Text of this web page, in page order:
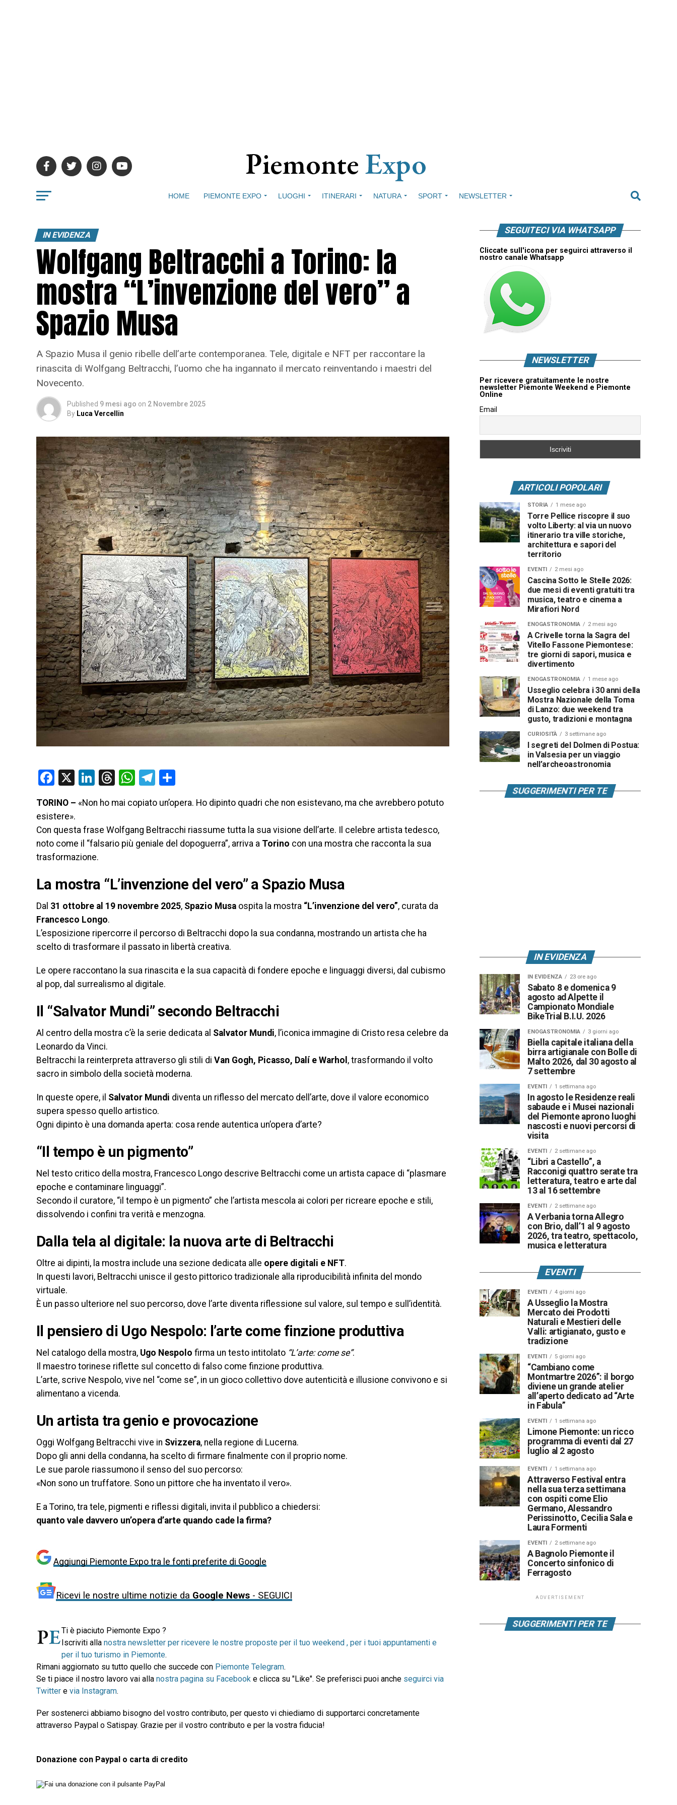
HOME PIEMONTE EXPO LUOGHI ITINERARI NATURA SPORT NEWSLETTER
IN EVIDENZA
Wolfgang Beltracchi a Torino: la
mostra “L’invenzione del vero” a
Spazio Musa
A Spazio Musa il genio ribelle dell’arte contemporanea. Tele, digitale e NFT per raccontare la
rinascita di Wolfgang Beltracchi, l’uomo che ha ingannato il mercato reinventando i maestri del
Novecento.
Published 9 mesi ago on 2 Novembre 2025
By Luca Vercellin
Facebook
X LinkedIn
Threads
WhatsApp
Telegram
TORINO – «Non ho mai copiato un’opera. Ho dipinto quadri che non esistevano, ma che avrebbero potuto
esistere».
Con questa frase Wolfgang Beltracchi riassume tutta la sua visione dell’arte. Il celebre artista tedesco,
noto come il “falsario più geniale del dopoguerra”, arriva a Torino con una mostra che racconta la sua
trasformazione.
La mostra “L’invenzione del vero” a Spazio Musa
Dal 31 ottobre al 19 novembre 2025, Spazio Musa ospita la mostra “L’invenzione del vero”, curata da
Francesco Longo.
L’esposizione ripercorre il percorso di Beltracchi dopo la sua condanna, mostrando un artista che ha
scelto di trasformare il passato in libertà creativa.
Le opere raccontano la sua rinascita e la sua capacità di fondere epoche e linguaggi diversi, dal cubismo
al pop, dal surrealismo al digitale.
Il “Salvator Mundi” secondo Beltracchi
Al centro della mostra c’è la serie dedicata al Salvator Mundi, l’iconica immagine di Cristo resa celebre da
Leonardo da Vinci.
Beltracchi la reinterpreta attraverso gli stili di Van Gogh, Picasso, Dalí e Warhol , trasformando il volto
sacro in simbolo della società moderna.
In queste opere, il Salvator Mundi diventa un riflesso del mercato dell’arte, dove il valore economico
supera spesso quello artistico.
Ogni dipinto è una domanda aperta: cosa rende autentica un’opera d’arte?
“Il tempo è un pigmento”
Nel testo critico della mostra, Francesco Longo descrive Beltracchi come un artista capace di “plasmare
epoche e contaminare linguaggi”.
Secondo il curatore, “il tempo è un pigmento” che l’artista mescola ai colori per ricreare epoche e stili,
dissolvendo i confini tra verità e menzogna.
Dalla tela al digitale: la nuova arte di Beltracchi
Oltre ai dipinti, la mostra include una sezione dedicata alle opere digitali e NFT.
In questi lavori, Beltracchi unisce il gesto pittorico tradizionale alla riproducibilità infinita del mondo
virtuale.
È un passo ulteriore nel suo percorso, dove l’arte diventa riflessione sul valore, sul tempo e sull’identità.
Il pensiero di Ugo Nespolo: l’arte come finzione produttiva
Nel catalogo della mostra, Ugo Nespolo firma un testo intitolato “L’arte: come se”.
Il maestro torinese riflette sul concetto di falso come finzione produttiva.
L’arte, scrive Nespolo, vive nel “come se”, in un gioco collettivo dove autenticità e illusione convivono e si
alimentano a vicenda.
Un artista tra genio e provocazione
Oggi Wolfgang Beltracchi vive in Svizzera, nella regione di Lucerna.
Dopo gli anni della condanna, ha scelto di firmare finalmente con il proprio nome.
Le sue parole riassumono il senso del suo percorso:
«Non sono un truffatore. Sono un pittore che ha inventato il vero».
E a Torino, tra tele, pigmenti e riflessi digitali, invita il pubblico a chiedersi:
quanto vale davvero un’opera d’arte quando cade la firma?
Aggiungi Piemonte Expo tra le fonti preferite di Google
Ricevi le nostre ultime notizie da Google News - SEGUICI
Ti è piaciuto Piemonte Expo ?
Iscriviti alla nostra newsletter per ricevere le nostre proposte per il tuo weekend , per i tuoi appuntamenti e
per il tuo turismo in Piemonte.
Rimani aggiornato su tutto quello che succede con Piemonte Telegram.
Se ti piace il nostro lavoro vai alla nostra pagina su Facebook e clicca su "Like". Se preferisci puoi anche seguirci via
Twitter e via Instagram.
Per sostenerci abbiamo bisogno del vostro contributo, per questo vi chiediamo di supportarci concretamente
attraverso Paypal o Satispay. Grazie per il vostro contributo e per la vostra fiducia!
Donazione con Paypal o carta di credito
SEGUITECI VIA WHATSAPP
Cliccate sull'icona per seguirci attraverso il
nostro canale Whatsapp
NEWSLETTER
Per ricevere gratuitamente le nostre
newsletter Piemonte Weekend e Piemonte
Online
Email
ARTICOLI POPOLARI
STORIA 1 mese ago
Torre Pellice riscopre il suo
volto Liberty: al via un nuovo
itinerario tra ville storiche,
architettura e sapori del
territorio
EVENTI 2 mesi ago
Cascina Sotto le Stelle 2026:
due mesi di eventi gratuiti tra
musica, teatro e cinema a
Mirafiori Nord
ENOGASTRONOMIA 2 mesi ago
A Crivelle torna la Sagra del
Vitello Fassone Piemontese:
tre giorni di sapori, musica e
divertimento
ENOGASTRONOMIA 1 mese ago
Usseglio celebra i 30 anni della
Mostra Nazionale della Toma
di Lanzo: due weekend tra
gusto, tradizioni e montagna
CURIOSITÀ 3 settimane ago
I segreti del Dolmen di Postua:
in Valsesia per un viaggio
nell’archeoastronomia
SUGGERIMENTI PER TE
IN EVIDENZA
IN EVIDENZA 23 ore ago
Sabato 8 e domenica 9
agosto ad Alpette il
Campionato Mondiale
BikeTrial B.I.U. 2026
ENOGASTRONOMIA 3 giorni ago
Biella capitale italiana della
birra artigianale con Bolle di
Malto 2026, dal 30 agosto al
7 settembre
EVENTI 1 settimana ago
In agosto le Residenze reali
sabaude e i Musei nazionali
del Piemonte aprono luoghi
nascosti e nuovi percorsi di
visita
EVENTI 2 settimane ago
“Libri a Castello”, a
Racconigi quattro serate tra
letteratura, teatro e arte dal
13 al 16 settembre
EVENTI 2 settimane ago
A Verbania torna Allegro
con Brio, dall’1 al 9 agosto
2026, tra teatro, spettacolo,
musica e letteratura
EVENTI
EVENTI 4 giorni ago
A Usseglio la Mostra
Mercato dei Prodotti
Naturali e Mestieri delle
Valli: artigianato, gusto e
tradizione
EVENTI 5 giorni ago
“Cambiano come
Montmartre 2026”: il borgo
diviene un grande atelier
all’aperto dedicato ad “Arte
in Fabula”
EVENTI 1 settimana ago
Limone Piemonte: un ricco
programma di eventi dal 27
luglio al 2 agosto
EVENTI 1 settimana ago
Attraverso Festival entra
nella sua terza settimana
con ospiti come Elio
Germano, Alessandro
Perissinotto, Cecilia Sala e
Laura Formenti
EVENTI 2 settimane ago
A Bagnolo Piemonte il
Concerto sinfonico di
Ferragosto
ADVERTISEMENT
SUGGERIMENTI PER TE